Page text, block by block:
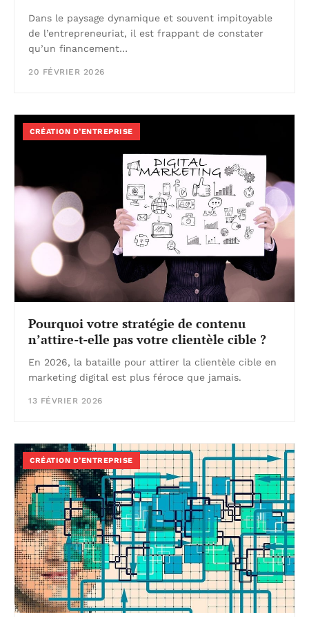
Dans le paysage dynamique et souvent impitoyable
de l’entrepreneuriat, il est frappant de constater
qu’un financement…
20 FÉVRIER 2026
CRÉATION D’ENTREPRISE
Pourquoi votre stratégie de contenu
n’attire-t-elle pas votre clientèle cible ?
En 2026, la bataille pour attirer la clientèle cible en
marketing digital est plus féroce que jamais.
13 FÉVRIER 2026
CRÉATION D’ENTREPRISE